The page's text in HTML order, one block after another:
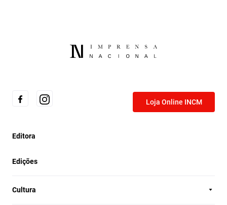
Loja Online INCM
Editora
Edições
Cultura